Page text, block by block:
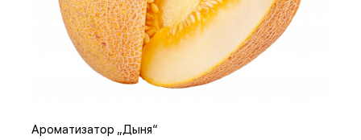
Ароматизатор „Дыня“
Добавить в корзину